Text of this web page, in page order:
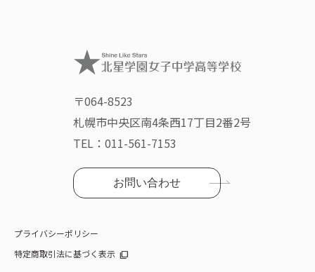
〒064-8523
札幌市中央区南4条西17丁目2番2号
TEL： 011-561-7153
お問い合わせ
プライバシーポリシー
特定商取引法に基づく表示